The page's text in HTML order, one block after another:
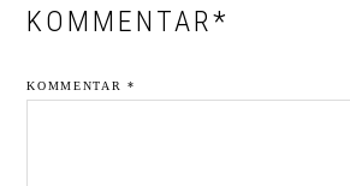
KOMMENTAR*
KOMMENTAR*